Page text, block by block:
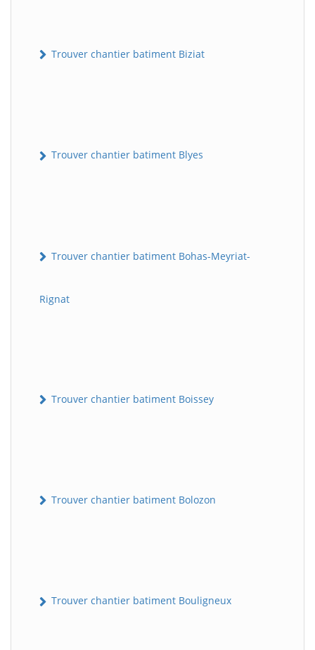
Trouver chantier batiment Biziat
Trouver chantier batiment Blyes
Trouver chantier batiment Bohas-Meyriat-
Rignat
Trouver chantier batiment Boissey
Trouver chantier batiment Bolozon
Trouver chantier batiment Bouligneux